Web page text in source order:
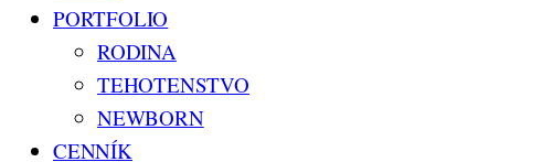
PORTFOLIO
RODINA
TEHOTENSTVO
NEWBORN
CENNÍK